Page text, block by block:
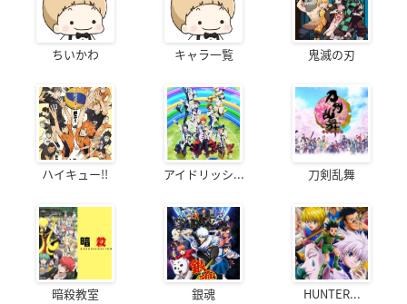
ちいかわ キャラ一覧 鬼滅の刃
ハイキュー!! アイドリッシ... 刀剣乱舞
暗殺教室 銀魂 HUNTER...